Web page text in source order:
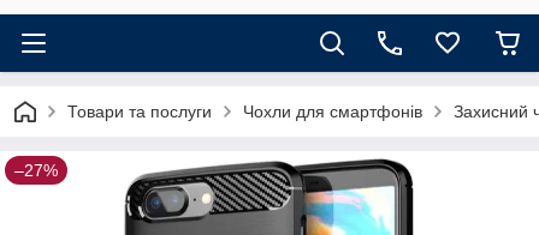
Товари та послуги Чохли для смартфонів Захисний
–27%